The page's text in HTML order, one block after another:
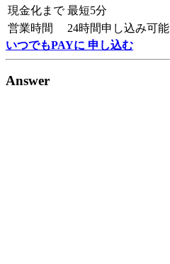
現金化まで 最短5分
営業時間
24時間申し込み可能
いつでもPAYに 申し込む
Answer